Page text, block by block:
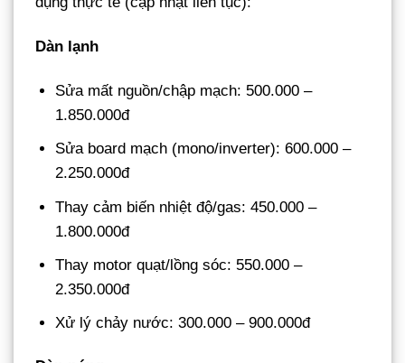
Dàn lạnh
Sửa mất nguồn/chập mạch: 500.000 –
1.850.000đ
Sửa board mạch (mono/inverter): 600.000 –
2.250.000đ
Thay cảm biến nhiệt độ/gas: 450.000 –
1.800.000đ
Thay motor quạt/lồng sóc: 550.000 –
2.350.000đ
Xử lý chảy nước: 300.000 – 900.000đ